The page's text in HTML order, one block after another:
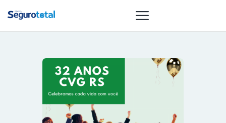
NOTÍCIAS
REVISTA
ESPECIAIS
GAIVOTA DE